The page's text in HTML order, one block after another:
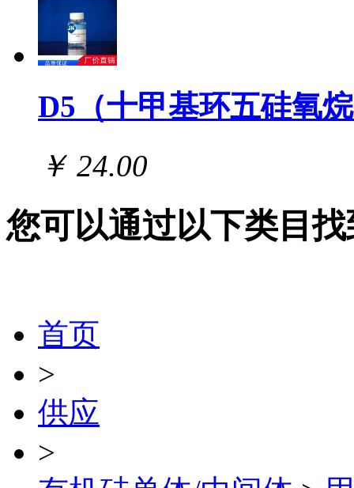
D5（十甲基环五硅氧
￥ 24.00
您可以通过以下类目
首页
>
供应
>